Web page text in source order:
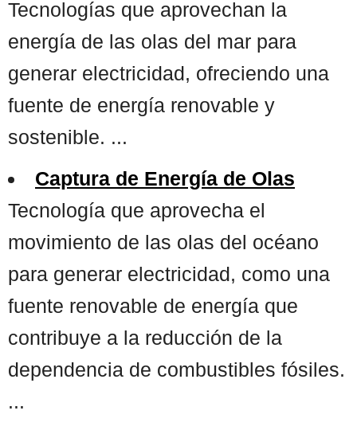
Tecnologías que aprovechan la
energía de las olas del mar para
generar electricidad, ofreciendo una
fuente de energía renovable y
sostenible. ...
Captura de Energía de Olas
Tecnología que aprovecha el
movimiento de las olas del océano
para generar electricidad, como una
fuente renovable de energía que
contribuye a la reducción de la
dependencia de combustibles fósiles.
...